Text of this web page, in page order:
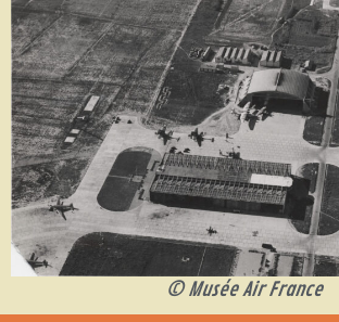
© Musée Air France